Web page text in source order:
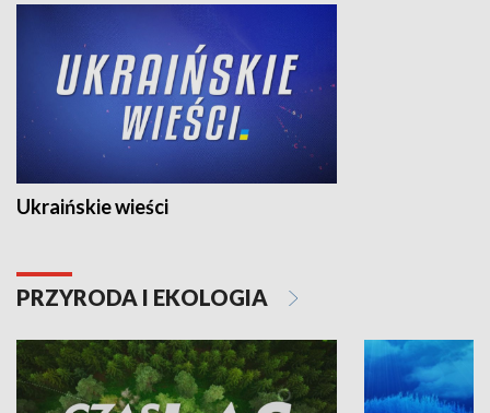
Ukraińskie wieści
PRZYRODA I EKOLOGIA